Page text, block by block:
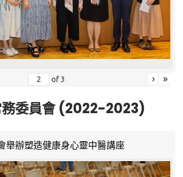
of3 › »
務委員會 (2022-2023)
舉辦塑造健康身心靈中醫講座